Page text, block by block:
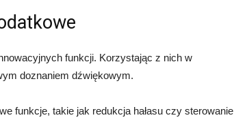
funkcji. Korzystając z nich w
doznaniem dźwiękowym.
funkcje, takie jak redukcja hałasu czy sterowanie